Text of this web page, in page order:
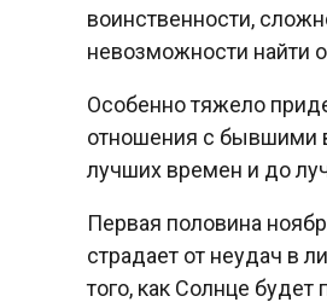
воинственности,
невозможности найти
Особенно тяжело
отношения с бывшими
лучших времен и до
Первая половина
страдает от неудач в
того, как Солнце будет